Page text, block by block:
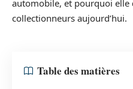
automobile, et pourquoi elle
collectionneurs aujourd’hui.
Table des matières